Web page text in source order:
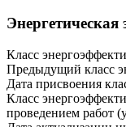
Энергетическая
Класс
Предыдущий класс
Дата присвоения
Класс
проведением работ